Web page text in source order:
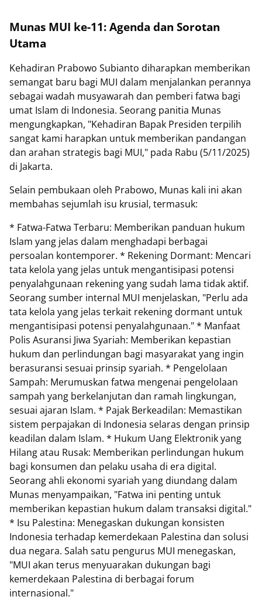
Munas MUI ke-11: Agenda dan Sorotan
Utama
Kehadiran Prabowo Subianto diharapkan memberikan
semangat baru bagi MUI dalam menjalankan perannya
sebagai wadah musyawarah dan pemberi fatwa bagi
umat Islam di Indonesia. Seorang panitia Munas
mengungkapkan, "Kehadiran Bapak Presiden terpilih
sangat kami harapkan untuk memberikan pandangan
dan arahan strategis bagi MUI," pada Rabu (5/11/2025)
di Jakarta.
Selain pembukaan oleh Prabowo, Munas kali ini akan
membahas sejumlah isu krusial, termasuk:
* Fatwa-Fatwa Terbaru: Memberikan panduan hukum
Islam yang jelas dalam menghadapi berbagai
persoalan kontemporer. * Rekening Dormant: Mencari
tata kelola yang jelas untuk mengantisipasi potensi
penyalahgunaan rekening yang sudah lama tidak aktif.
Seorang sumber internal MUI menjelaskan, "Perlu ada
tata kelola yang jelas terkait rekening dormant untuk
mengantisipasi potensi penyalahgunaan." * Manfaat
Polis Asuransi Jiwa Syariah: Memberikan kepastian
hukum dan perlindungan bagi masyarakat yang ingin
berasuransi sesuai prinsip syariah. * Pengelolaan
Sampah: Merumuskan fatwa mengenai pengelolaan
sampah yang berkelanjutan dan ramah lingkungan,
sesuai ajaran Islam. * Pajak Berkeadilan: Memastikan
sistem perpajakan di Indonesia selaras dengan prinsip
keadilan dalam Islam. * Hukum Uang Elektronik yang
Hilang atau Rusak: Memberikan perlindungan hukum
bagi konsumen dan pelaku usaha di era digital.
Seorang ahli ekonomi syariah yang diundang dalam
Munas menyampaikan, "Fatwa ini penting untuk
memberikan kepastian hukum dalam transaksi digital."
* Isu Palestina: Menegaskan dukungan konsisten
Indonesia terhadap kemerdekaan Palestina dan solusi
dua negara. Salah satu pengurus MUI menegaskan,
"MUI akan terus menyuarakan dukungan bagi
kemerdekaan Palestina di berbagai forum
internasional."